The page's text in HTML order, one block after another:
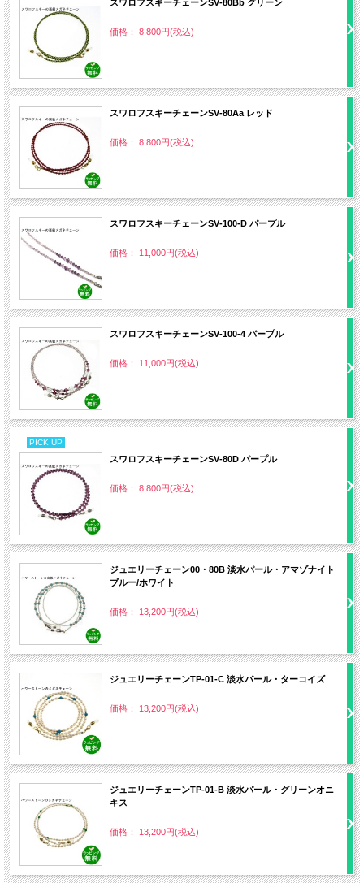
スワロフスキーチェーンSV‐80Bb グリーン
価格： 8,800円(税込)
スワロフスキーチェーンSV‐80Aa レッド
価格： 8,800円(税込)
スワロフスキーチェーンSV‐100‐D パープル
価格： 11,000円(税込)
スワロフスキーチェーンSV‐100‐4 パープル
価格： 11,000円(税込)
PICK UP
スワロフスキーチェーンSV‐80D パープル
価格： 8,800円(税込)
ジュエリーチェーン00・80B 淡水パール・アマゾナイト
ブルー/ホワイト
価格： 13,200円(税込)
ジュエリーチェーンTP‐01‐C 淡水パール・ターコイズ
価格： 13,200円(税込)
ジュエリーチェーンTP‐01‐B 淡水パール・グリーンオニ
キス
価格： 13,200円(税込)